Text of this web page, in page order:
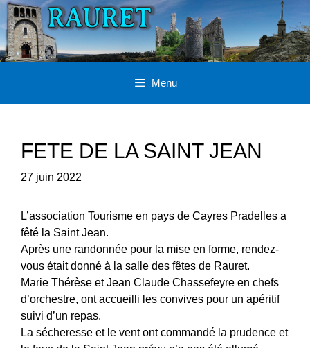
Aller
au
contenu
Menu
FETE DE LA SAINT JEAN
27 juin 2022
L’association Tourisme en pays de Cayres Pradelles a
fêté la Saint Jean.
Après une randonnée pour la mise en forme, rendez-
vous était donné à la salle des fêtes de Rauret.
Marie Thérèse et Jean Claude Chassefeyre en chefs
d’orchestre, ont accueilli les convives pour un apéritif
suivi d’un repas.
La sécheresse et le vent ont commandé la prudence et